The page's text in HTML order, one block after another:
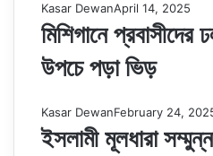
Kasar DewanApril 14, 2025
মিশিগানে প্রবাসীদের
উপচে পড়া ভিড়
Kasar DewanFebruary 24,
ইসলামী মূলধারা